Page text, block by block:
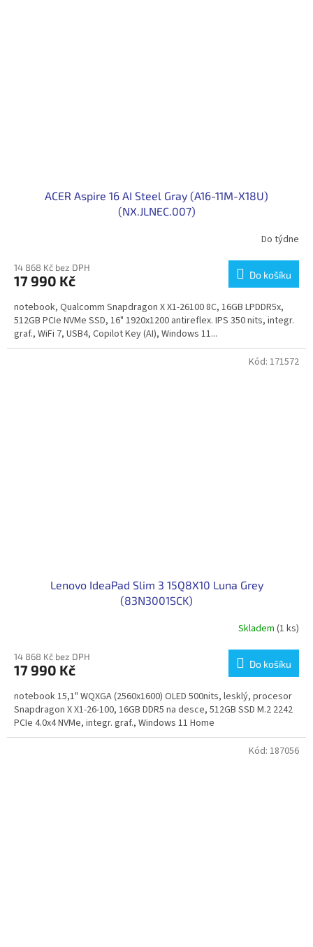
ACER Aspire 16 AI Steel Gray (A16-11M-X18U)
(NX.JLNEC.007)
Do týdne
14 868 Kč bez DPH
17 990 Kč Do košíku
notebook, Qualcomm Snapdragon X X1-26100 8C, 16GB LPDDR5x,
512GB PCIe NVMe SSD, 16" 1920x1200 antireflex. IPS 350 nits, integr.
graf., WiFi 7, USB4, Copilot Key (AI), Windows 11...
Lenovo IdeaPad Slim 3 15Q8X10 Luna Grey
(83N3001SCK)
Skladem (1 ks)
14 868 Kč bez DPH
17 990 Kč Do košíku
notebook 15,1" WQXGA (2560x1600) OLED 500nits, lesklý, procesor
Snapdragon X X1-26-100, 16GB DDR5 na desce, 512GB SSD M.2 2242
PCIe 4.0x4 NVMe, integr. graf., Windows 11 Home
Kód: 171572
Kód: 187056